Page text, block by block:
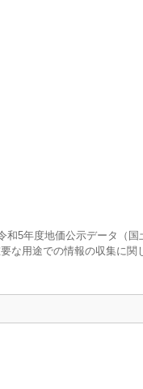
5年度地価公示データ（国
な用途での情報の収集に関